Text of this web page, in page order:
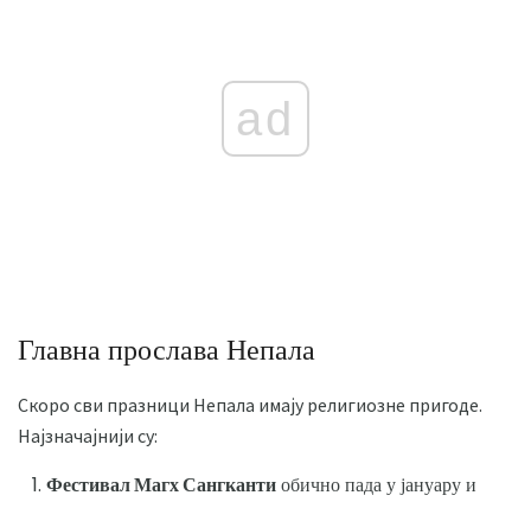
ad
Главна прослава Непала
Скоро сви празници Непала имају религиозне пригоде.
Најзначајнији су:
Фестивал Магх Сангкантиобично пада у јануару и